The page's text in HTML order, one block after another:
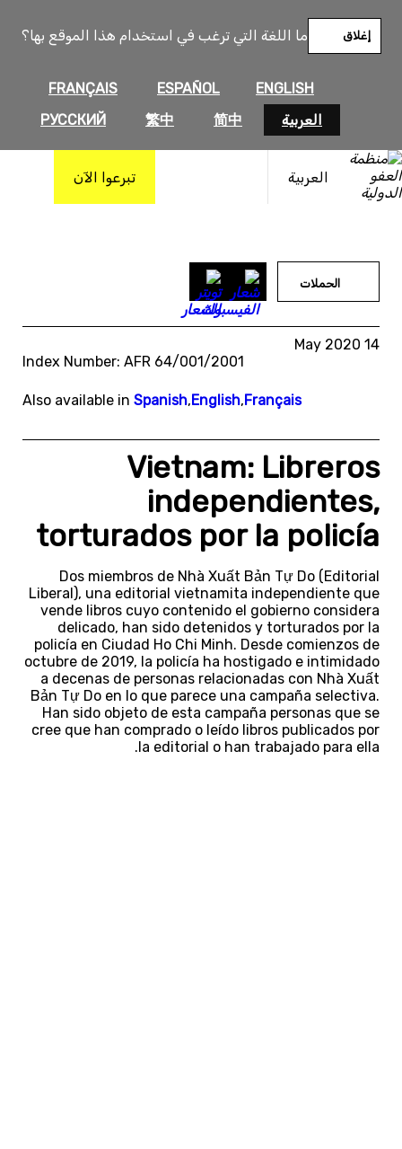
ما اللغة التي ترغب في استخدام هذا الموقع بها؟
ENGLISH
ESPAÑOL
FRANÇAIS
العربية
简中
繁中
РУССКИЙ
إغلاق
العربية تبرعوا الآن
المحتوى
الحملات
14 May 2020
Index Number: AFR 64/001/2001
Also available in Spanish,English,Français
Vietnam: Libreros
independientes,
torturados por la policía
Dos miembros de Nhà Xuất Bản Tự Do (Editorial
Liberal), una editorial vietnamita independiente que
vende libros cuyo contenido el gobierno considera
delicado, han sido detenidos y torturados por la
policía en Ciudad Ho Chi Minh. Desde comienzos de
octubre de 2019, la policía ha hostigado e intimidado
a decenas de personas relacionadas con Nhà Xuất
Bản Tự Do en lo que parece una campaña selectiva.
Han sido objeto de esta campaña personas que se
cree que han comprado o leído libros publicados por
la editorial o han trabajado para ella.